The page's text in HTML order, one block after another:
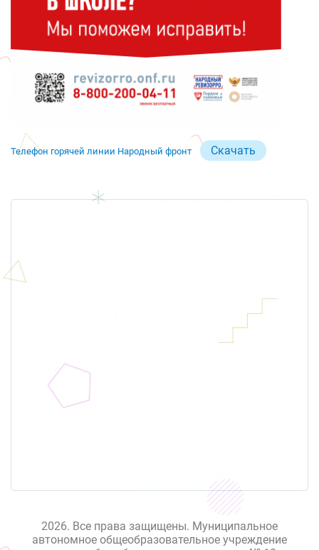
Телефон горячей линии Народный фронт Скачать
2026. Все права защищены. Муниципальное
автономное общеобразовательное учреждение